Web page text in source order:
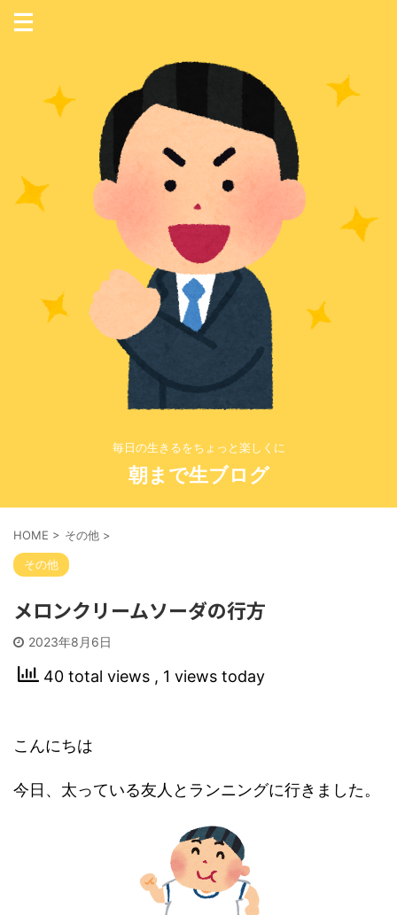
毎日の生きるをちょっと楽しくに
朝まで生ブログ
HOME > その他 >
その他
メロンクリームソーダの行方
2023年8月6日
40 total views , 1 views today
こんにちは
今日、太っている友人とランニングに行きました。